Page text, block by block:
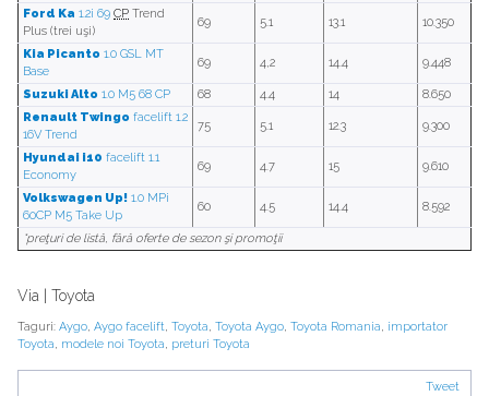
Ford Ka 1.2i 69 CP Trend
Plus (trei uşi)
69 5.1 13.1 10.350
Kia Picanto 1.0 GSL MT
Base
69 4,2 14.4 9.448
Suzuki Alto 1.0 M5 68 CP 68 4.4 14
8.650
Renault Twingo facelift 1.2
16V Trend
75 5.1 12.3 9.300
Hyundai i10 facelift 1.1
Economy
69 4.7 15 9.610
Volkswagen Up! 1.0 MPi
60CP M5 Take Up
60 4.5 14.4 8.592
*preţuri de listă, fără oferte de sezon şi promoţii
Via | Toyota
Taguri: Aygo, Aygo facelift, Toyota, Toyota Aygo, Toyota Romania, importator
Toyota, modele noi Toyota, preturi Toyota
Tweet